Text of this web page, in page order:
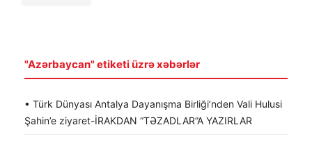
"Azərbaycan" etiketi üzrə xəbərlər
• Türk Dünyası Antalya Dayanışma Birliği’nden Vali Hulusi
Şahin’e ziyaret-İRAKDAN “TƏZADLAR”A YAZIRLAR